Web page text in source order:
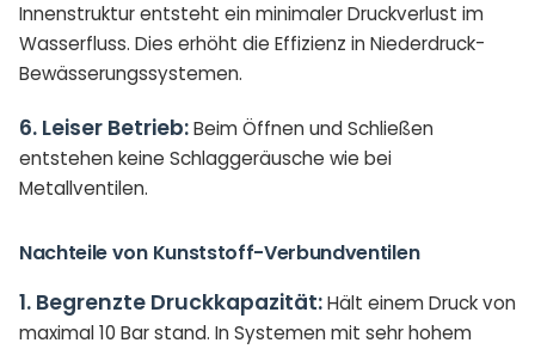
Innenstruktur entsteht ein minimaler Druckverlust im
Wasserfluss. Dies erhöht die Effizienz in Niederdruck-
Bewässerungssystemen.
6. Leiser Betrieb:Beim Öffnen und Schließen
entstehen keine Schlaggeräusche wie bei
Metallventilen.
Nachteile von Kunststoff-Verbundventilen
1. Begrenzte Druckkapazität:Hält einem Druck von
maximal 10 Bar stand. In Systemen mit sehr hohem